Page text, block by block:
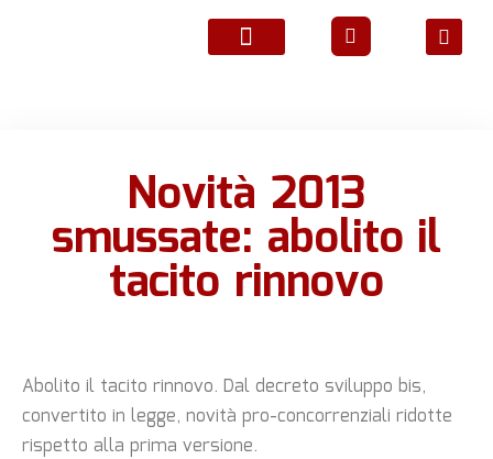
Novità 2013
smussate: abolito il
tacito rinnovo
Abolito il tacito rinnovo. Dal decreto sviluppo bis,
convertito in legge, novità pro-concorrenziali ridotte
rispetto alla prima versione.